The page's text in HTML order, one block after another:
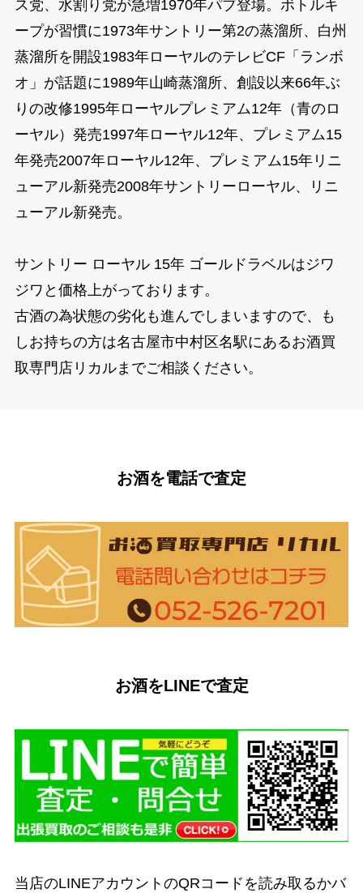
ス党、水割り党が急増1970年パブ登場。ボトルキ
ープが習慣に1973年サントリー第2の蒸溜所、白州
蒸溜所を開設1983年ローヤルのテレビCF「ランボ
オ」が話題に1989年山崎蒸溜所、創設以来66年ぶ
りの改修1995年ローヤルプレミアム12年（青のロ
ーヤル）発売1997年ローヤル12年、プレミアム15
年発売2007年ローヤル12年、プレミアム15年リニ
ューアル新発売2008年サントリーローヤル、リニ
ューアル新発売。
サントリー ローヤル 15年 ゴールドラベルはジワ
ジワと価格上がっております。
古酒の為状態の劣化も進んでしまいますので、も
しお持ちの方は名古屋市中村区名駅にあるお酒買
取専門店リカルまでご相談ください。
お酒を電話で査定
お酒をLINEで査定
当店のLINEアカウントのQRコードを読み取るかバ